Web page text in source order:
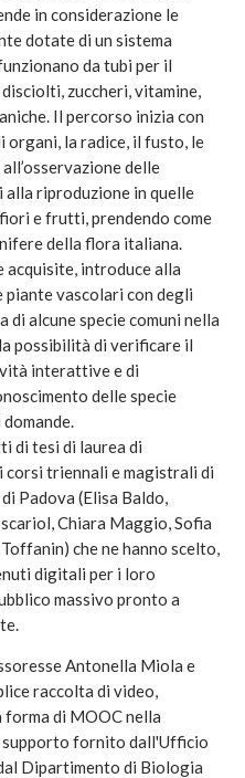
in considerazione le
dotate di un sistema
da tubi per il
zuccheri, vitamine,
Il percorso inizia con
organi, la radice, il fusto, le
delle
riproduzione in quelle
e frutti, prendendo come
della flora italiana.
acquisite, introduce alla
vascolari con degli
alcune specie comuni nella
possibilità di verificare il
interattive e di
delle specie
di tesi di laurea di
corsi triennali e magistrali di
Padova (Elisa Baldo,
Chiara Maggio, Sofia
che ne hanno scelto,
digitali per i loro
massivo pronto a
Antonella Miola e
raccolta di video,
di MOOC nella
supporto fornito dall'Ufficio
Dipartimento di Biologia